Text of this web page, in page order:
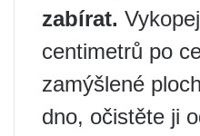
zabírat.
centimetrů po
zamýšlené
dno, očistěte ji